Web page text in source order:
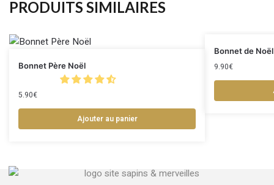
PRODUITS SIMILAIRES
Bonnet Père Noël
5.90€
Ajouter au panier
Bonnet de
9.90€